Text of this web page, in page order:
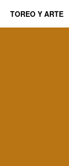
TOREO Y ARTE